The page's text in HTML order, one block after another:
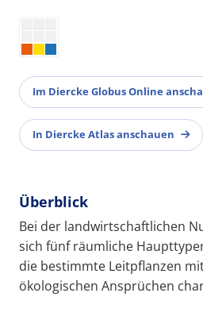
Im Diercke Globus Online
In Diercke Atlas anschauen
Überblick
Bei der landwirtschaftlichen
sich fünf räumliche
die bestimmte Leitpflanzen
ökologischen Ansprüchen